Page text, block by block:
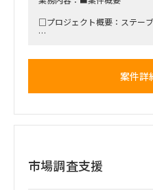
□プロジェクト概要：ステー
・プロジェクトの論点整理、
■稼働率：50％
案件詳
市場調査支援